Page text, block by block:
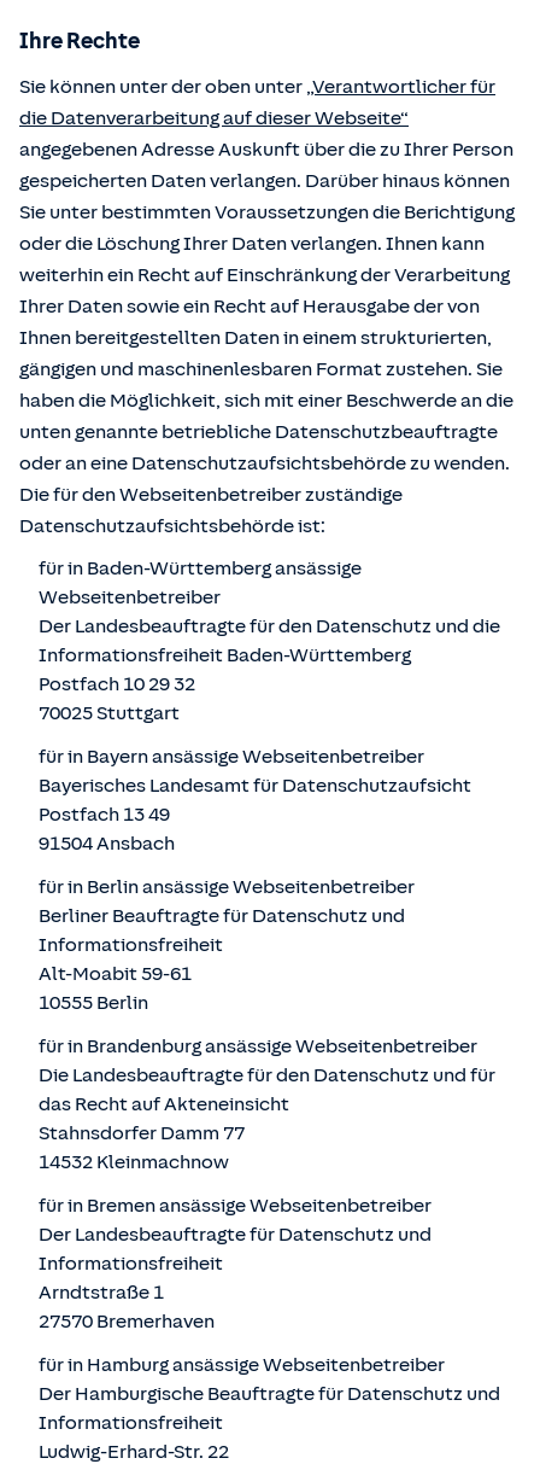
Ihre Rechte
Sie können unter der oben unter „Verantwortlicher für
die Datenverarbeitung auf dieser Webseite“
angegebenen Adresse Auskunft über die zu Ihrer Person
gespeicherten Daten verlangen. Darüber hinaus können
Sie unter bestimmten Voraussetzungen die Berichtigung
oder die Löschung Ihrer Daten verlangen. Ihnen kann
weiterhin ein Recht auf Einschränkung der Verarbeitung
Ihrer Daten sowie ein Recht auf Herausgabe der von
Ihnen bereitgestellten Daten in einem strukturierten,
gängigen und maschinenlesbaren Format zustehen. Sie
haben die Möglichkeit, sich mit einer Beschwerde an die
unten genannte betriebliche Datenschutzbeauftragte
oder an eine Datenschutzaufsichtsbehörde zu wenden.
Die für den Webseitenbetreiber zuständige
Datenschutzaufsichtsbehörde ist:
für in Baden-Württemberg ansässige
Webseitenbetreiber
Der Landesbeauftragte für den Datenschutz und die
Informationsfreiheit Baden-Württemberg
Postfach 10 29 32
70025 Stuttgart
für in Bayern ansässige Webseitenbetreiber
Bayerisches Landesamt für Datenschutzaufsicht
Postfach 13 49
91504 Ansbach
für in Berlin ansässige Webseitenbetreiber
Berliner Beauftragte für Datenschutz und
Informationsfreiheit
Alt-Moabit 59-61
10555 Berlin
für in Brandenburg ansässige Webseitenbetreiber
Die Landesbeauftragte für den Datenschutz und für
das Recht auf Akteneinsicht
Stahnsdorfer Damm 77
14532 Kleinmachnow
für in Bremen ansässige Webseitenbetreiber
Der Landesbeauftragte für Datenschutz und
Informationsfreiheit
Arndtstraße 1
27570 Bremerhaven
für in Hamburg ansässige Webseitenbetreiber
Der Hamburgische Beauftragte für Datenschutz und
Informationsfreiheit
Ludwig-Erhard-Str. 22